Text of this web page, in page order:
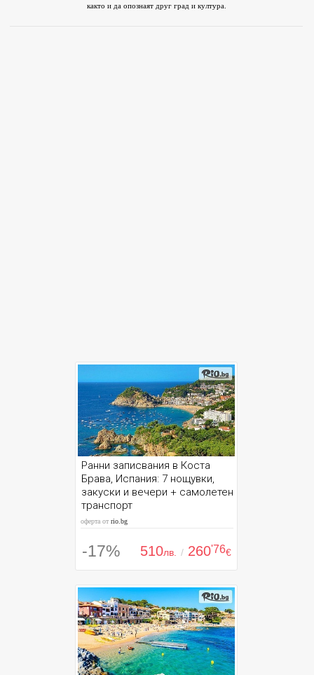
както и да опознаят друг град и култура.
Ранни записвания в Коста
Брава, Испания: 7 нощувки,
закуски и вечери + самолетен
транспорт
оферта отrio.bg
-17% 510лв. / 260'76€